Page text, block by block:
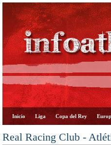
Inicio Liga Copa del Rey
Real Racing Club -